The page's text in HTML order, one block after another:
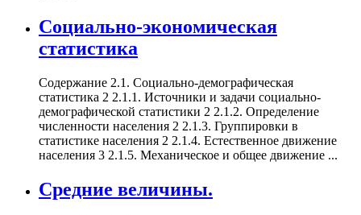
Социально-экономическая
статистика
Содержание 2.1. Социально-демографическая
статистика 2 2.1.1. Источники и задачи социально-
демографической статистики 2 2.1.2. Определение
численности населения 2 2.1.3. Группировки в
статистике населения 2 2.1.4. Естественное движение
населения 3 2.1.5. Механическое и общее движение ...
Средние величины.